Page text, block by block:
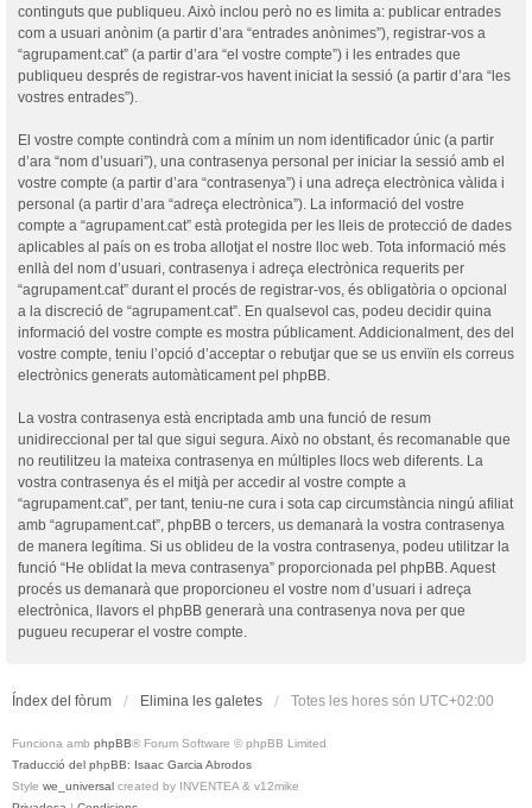
continguts que publiqueu. Això inclou però no es limita a: publicar entrades
com a usuari anònim (a partir d’ara “entrades anònimes”), registrar-vos a
“agrupament.cat” (a partir d’ara “el vostre compte”) i les entrades que
publiqueu després de registrar-vos havent iniciat la sessió (a partir d’ara “les
vostres entrades”).
El vostre compte contindrà com a mínim un nom identificador únic (a partir
d’ara “nom d’usuari”), una contrasenya personal per iniciar la sessió amb el
vostre compte (a partir d’ara “contrasenya”) i una adreça electrònica vàlida i
personal (a partir d’ara “adreça electrònica”). La informació del vostre
compte a “agrupament.cat” està protegida per les lleis de protecció de dades
aplicables al país on es troba allotjat el nostre lloc web. Tota informació més
enllà del nom d’usuari, contrasenya i adreça electrònica requerits per
“agrupament.cat” durant el procés de registrar-vos, és obligatòria o opcional
a la discreció de “agrupament.cat”. En qualsevol cas, podeu decidir quina
informació del vostre compte es mostra públicament. Addicionalment, des del
vostre compte, teniu l’opció d’acceptar o rebutjar que se us enviïn els correus
electrònics generats automàticament pel phpBB.
La vostra contrasenya està encriptada amb una funció de resum
unidireccional per tal que sigui segura. Això no obstant, és recomanable que
no reutilitzeu la mateixa contrasenya en múltiples llocs web diferents. La
vostra contrasenya és el mitjà per accedir al vostre compte a
“agrupament.cat”, per tant, teniu-ne cura i sota cap circumstància ningú afiliat
amb “agrupament.cat”, phpBB o tercers, us demanarà la vostra contrasenya
de manera legítima. Si us oblideu de la vostra contrasenya, podeu utilitzar la
funció “He oblidat la meva contrasenya” proporcionada pel phpBB. Aquest
procés us demanarà que proporcioneu el vostre nom d’usuari i adreça
electrònica, llavors el phpBB generarà una contrasenya nova per que
pugueu recuperar el vostre compte.
Índex del fòrum Elimina les galetes Totes les hores són UTC+02:00
Funciona amb phpBB® Forum Software © phpBB Limited
Traducció del phpBB: Isaac Garcia Abrodos
Style we_universal created by INVENTEA & v12mike